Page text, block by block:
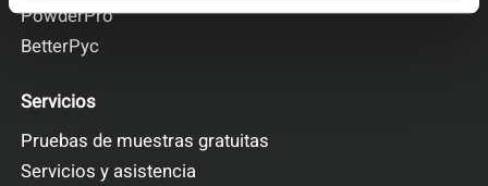
PowderPro
BetterPyc
Servicios
Pruebas de muestras gratuitas
Servicios y asistencia